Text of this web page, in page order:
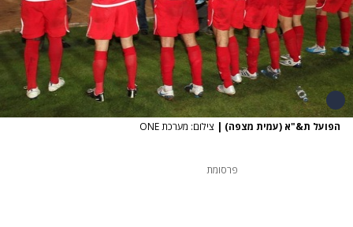
הפועל ת&"א (עמית מצפה) | צילום: מערכת ONE
פרסומת